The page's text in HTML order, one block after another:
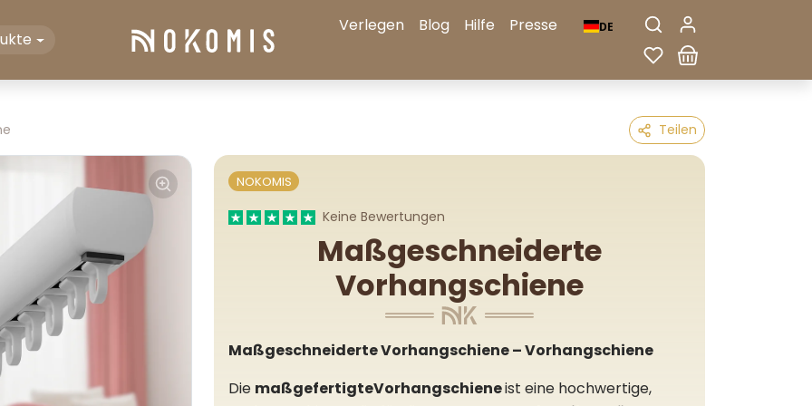
Verlegen Blog Hilfe Presse DE
Teilen
NOKOMIS
Keine Bewertungen
Maßgeschneiderte
Vorhangschiene
Maßgeschneiderte Vorhangschiene – Vorhangschiene
Die maßgefertigteVorhangschieneist eine hochwertige,